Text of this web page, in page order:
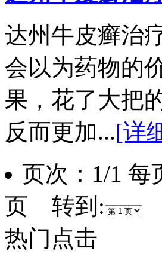
达州牛皮癣治
会以为药物的
果，花了大把
反而更加...[详
页次：1/1
页 转到:
热门点击